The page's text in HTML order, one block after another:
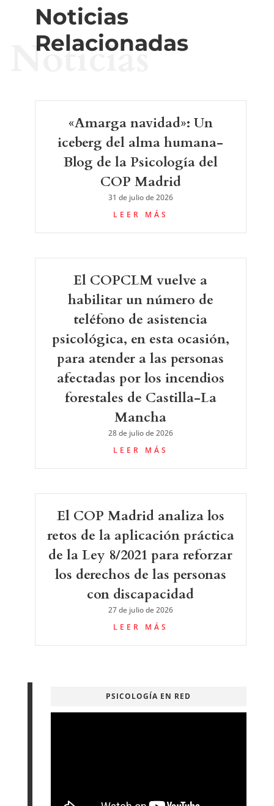
Noticias
Relacionadas
Noticias
«Amarga navidad»: Un
iceberg del alma humana-
Blog de la Psicología del
COP Madrid
31 de julio de 2026
LEER MÁS
El COPCLM vuelve a
habilitar un número de
teléfono de asistencia
psicológica, en esta ocasión,
para atender a las personas
afectadas por los incendios
forestales de Castilla-La
Mancha
28 de julio de 2026
LEER MÁS
El COP Madrid analiza los
retos de la aplicación práctica
de la Ley 8/2021 para reforzar
los derechos de las personas
con discapacidad
27 de julio de 2026
LEER MÁS
PSICOLOGÍA EN RED